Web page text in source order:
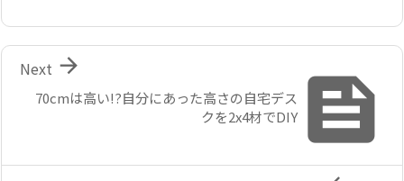

70cmは高い!?自分にあった高さの自宅デス
クを2x4材でDIY

Next